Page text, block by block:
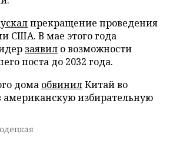
прекращение проведения
США. В мае этого года
заявил о возможности
поста до 2032 года.
дома обвинилКитай во
американскую избирательную